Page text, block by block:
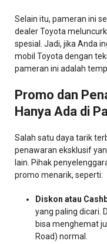
Selain itu, pameran ini
dealer Toyota
spesial. Jadi, jika Anda
mobil Toyota dengan
pameran ini adalah
Promo dan
Hanya Ada di
Salah satu daya tarik
penawaran eksklusif
lain. Pihak
promo menarik, seperti:
Diskon atau
yang paling dicari.
bisa menghemat
Road) normal.